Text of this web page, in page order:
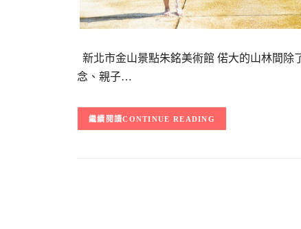
新北市金山景點朱銘美術館 偌大的山林間除
念、親子…
CONTINUE READING